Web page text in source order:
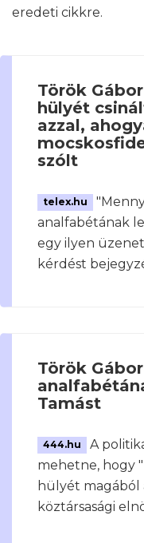
eredeti cikkre.
Török
hülyét
azzal,
szólt
telex.hu
analfabétának
egy ilyen
kérdést
Török
Tamást
444.hu
A
mehetne, hogy
hülyét magából
köztársasági